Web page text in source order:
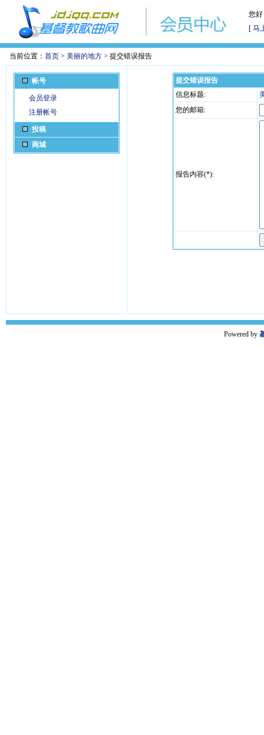
您
[ 马
当前位置： 首页 > 美丽的地方 > 提交错误报告
帐号
会员登录
注册帐号
投稿
商城
提交错误报告
信息标题:
您的邮箱:
报告内容(*):
Powered by